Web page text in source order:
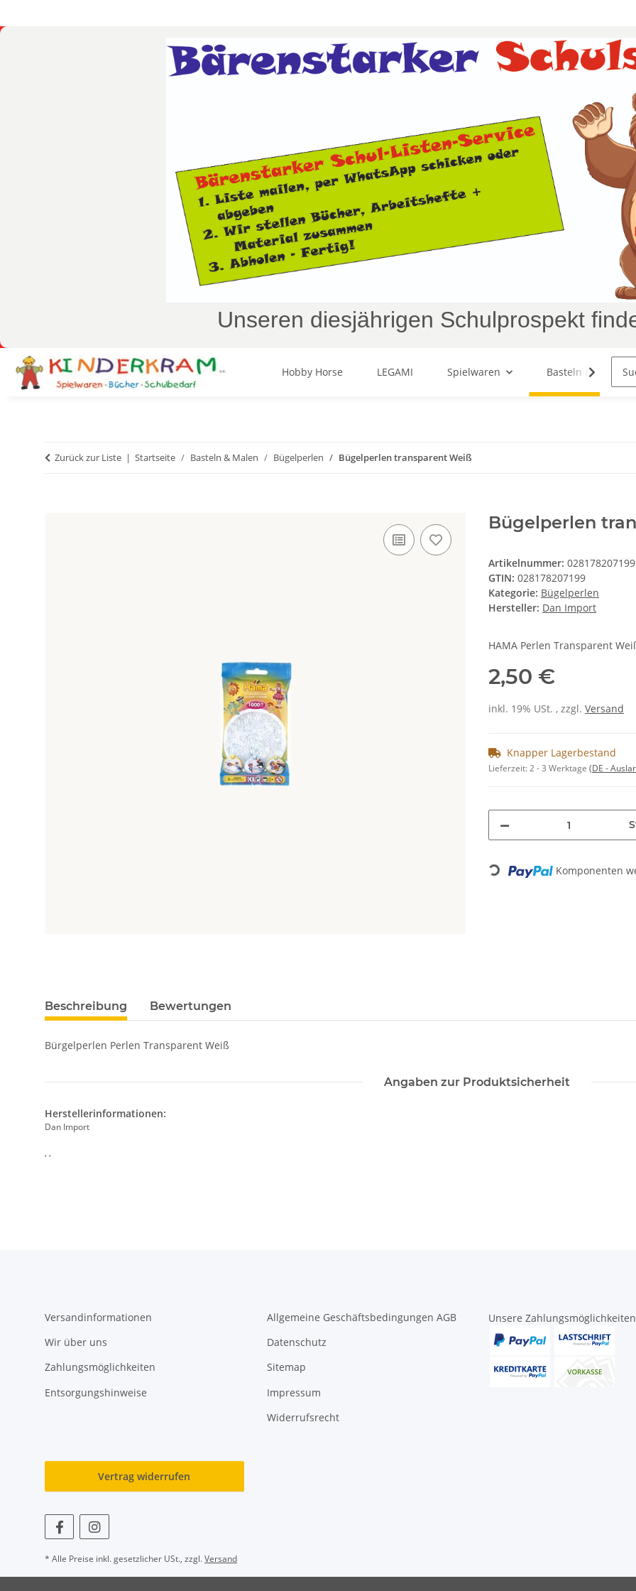
Unseren diesjährigen Schulprospekt
Hobby Horse LEGAMI Spielwaren Basteln & Malen
Zurück zur Liste Startseite Basteln & Malen Bügelperlen Bügelperlen transparent Weiß
Bügelperlen
Artikelnummer: 028178207199
GTIN: 028178207199
Kategorie: Bügelperlen
Hersteller: Dan Import
HAMA Perlen Transparent
2,50 €
inkl. 19% USt. , zzgl. Versand
Knapper Lagerbestand
Lieferzeit:2 - 3 Werktage (DE -
Loading... Komponenten
Beschreibung Bewertungen
Bürgelperlen Perlen Transparent Weiß
Angaben zur Produktsicherheit
Herstellerinformationen:
Dan Import
, ,
Versandinformationen
Wir über uns
Zahlungsmöglichkeiten
Entsorgungshinweise
Allgemeine Geschäftsbedingungen AGB
Datenschutz
Sitemap
Impressum
Widerrufsrecht
Unsere
Vertrag widerrufen
* Alle Preise inkl. gesetzlicher USt., zzgl.Versand